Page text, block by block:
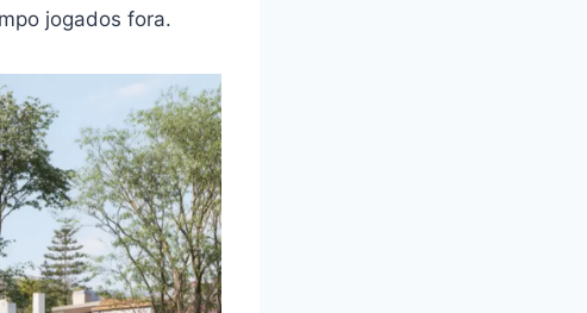
jogados fora.